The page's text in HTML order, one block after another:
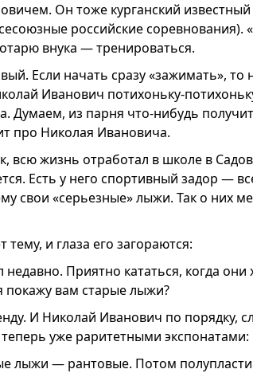
Он тоже курганский известный
российские соревнования).
внука — тренироваться.
Если начать сразу «зажимать», то
Иванович потихоньку-
Думаем, из парня что-нибудь
про Николая Ивановича.
всю жизнь отработал в школе в
Есть у него спортивный задор —
свои «серьезные» лыжи. Так о них
и глаза его загораются:
Приятно кататься, когда они
покажу вам старые лыжи?
И Николай Иванович по порядку,
уже раритетными экспонатами:
лыжи — рантовые. Потом